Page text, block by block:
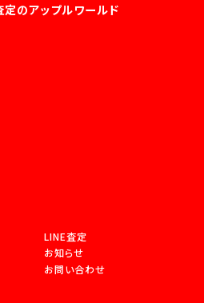
のアップルワールド
LINE査定
お知らせ
お問い合わせ